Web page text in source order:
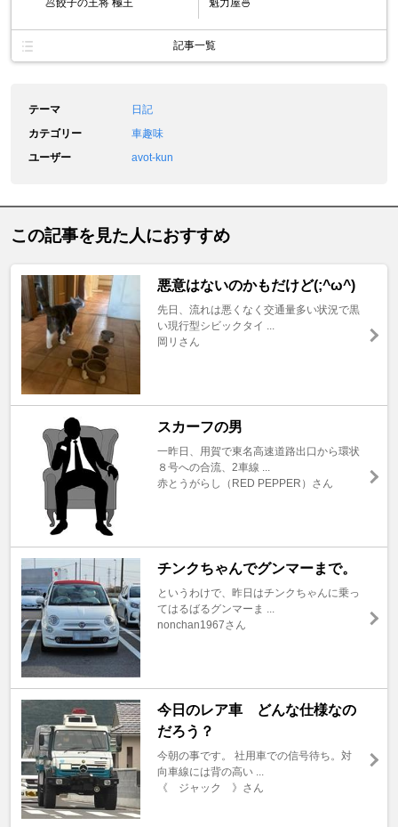
魁力屋🍜
記事一覧
テーマ
日記
カテゴリー
車趣味
ユーザー
avot-kun
この記事を見た人におすすめ
悪意はないのかもだけど(;^ω^)
先日、流れは悪くなく交通量多い状況で黒
い現行型シビックタイ ...
岡リさん
スカーフの男
一昨日、用賀で東名高速道路出口から環状
８号への合流、2車線 ...
赤とうがらし（RED PEPPER）さん
チンクちゃんでグンマーまで。
というわけで、昨日はチンクちゃんに乗っ
てはるばるグンマーま ...
nonchan1967さん
今日のレア車 どんな仕様なの
だろう？
今朝の事です。 社用車での信号待ち。対
向車線には背の高い ...
《 ジャック 》さん